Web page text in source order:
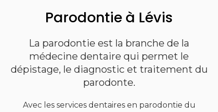
Parodontie à Lévis
La parodontie est la branche de la
médecine dentaire qui permet le
dépistage, le diagnostic et traitement du
parodonte.
Avec les services dentaires en parodontie du